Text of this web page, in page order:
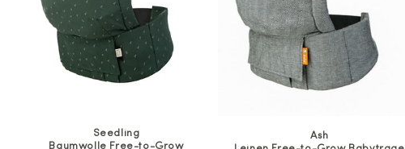
Seedling
Baumwolle Free-to-Grow
Ash